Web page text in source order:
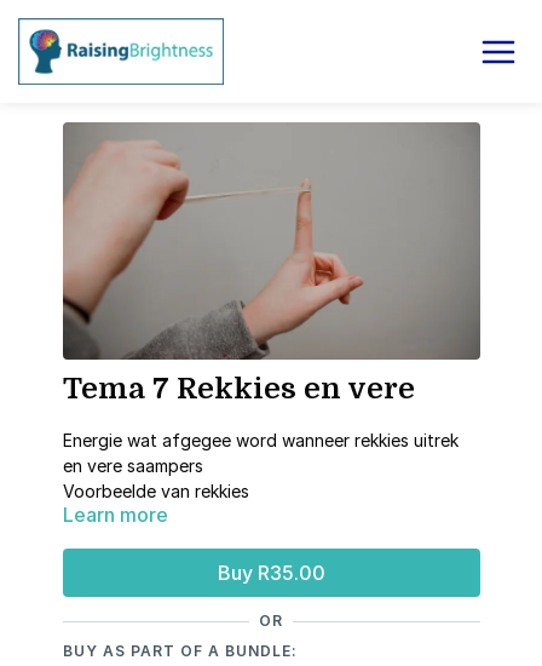
Tema 7 Rekkies en vere
Energie wat afgegee word wanneer rekkies uitrek
en vere saampers
Voorbeelde van rekkies
Voorbeelde van vere
Learn more
Buy R35.00
OR
BUY AS PART OF A BUNDLE: